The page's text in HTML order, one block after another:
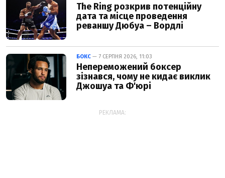
The Ring розкрив потенційну
дата та місце проведення
реваншу Дюбуа – Вордлі
БОКС — 7 СЕРПНЯ 2026, 11:03
Непереможений боксер
зізнався, чому не кидає виклик
Джошуа та Ф'юрі
РЕКЛАМА: